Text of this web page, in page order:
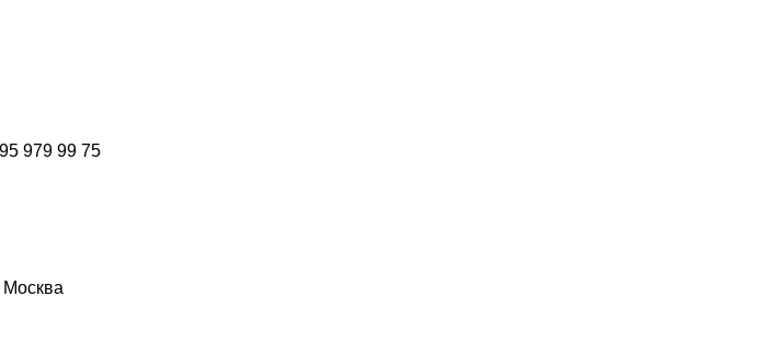
979 99 75
Москва